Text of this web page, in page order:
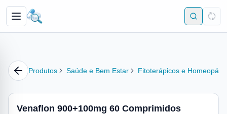
Produtos Saúde e Bem Estar Fitoterápicos e
Venaflon 900+100mg 60 Comprimidos